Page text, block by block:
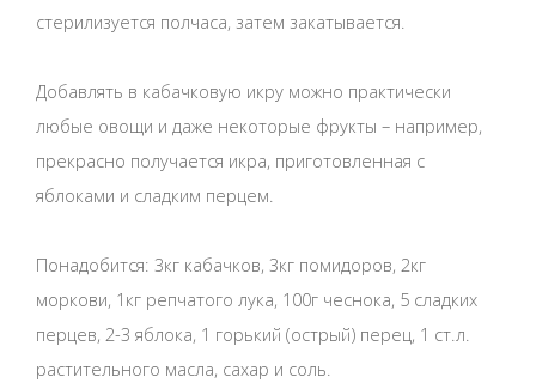
стерилизуется полчаса, затем закатывается.
Добавлять в кабачковую икру можно практически
любые овощи и даже некоторые фрукты – например,
прекрасно получается икра, приготовленная с
яблоками и сладким перцем.
Понадобится: 3кг кабачков, 3кг помидоров, 2кг
моркови, 1кг репчатого лука, 100г чеснока, 5 сладких
перцев, 2-3 яблока, 1 горький (острый) перец, 1 ст.л.
растительного масла, сахар и соль.